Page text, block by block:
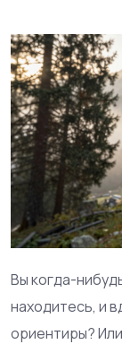
Вы когда-
находитесь, и
ориентиры?